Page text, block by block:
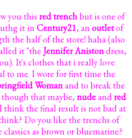
you this red trenchbut is one of
it inCentury21, anoutletof
the half of the store! haha (also
it "the Jennifer Anistondress,
It's clothes that i really love
to me. I wore for first time the
Womanand to break the
that maybe,nudeandred
think the final result is not bad at
Do you like the trenchs of
as brown or bluemarine?